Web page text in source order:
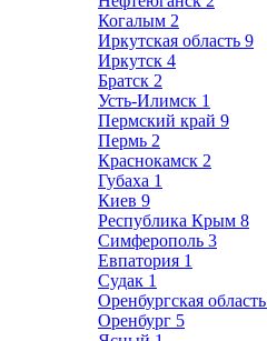
Когалым 2
Иркутская область 9
Иркутск 4
Братск 2
Усть-Илимск 1
Пермский край 9
Пермь 2
Краснокамск 2
Губаха 1
Киев 9
Республика Крым 8
Симферополь 3
Евпатория 1
Судак 1
Оренбургская область
Оренбург 5